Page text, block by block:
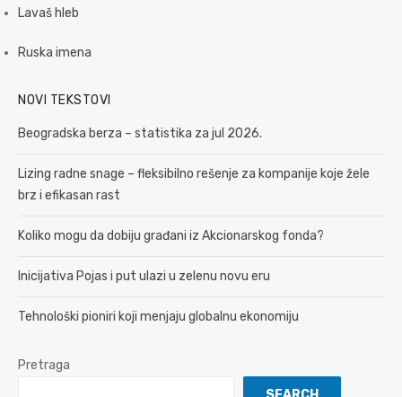
Lavaš hleb
Ruska imena
NOVI TEKSTOVI
Beogradska berza – statistika za jul 2026.
Lizing radne snage – fleksibilno rešenje za kompanije koje žele
brz i efikasan rast
Koliko mogu da dobiju građani iz Akcionarskog fonda?
Inicijativa Pojas i put ulazi u zelenu novu eru
Tehnološki pioniri koji menjaju globalnu ekonomiju
Pretraga